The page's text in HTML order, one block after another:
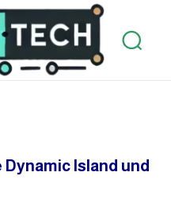
Dynamic Island und